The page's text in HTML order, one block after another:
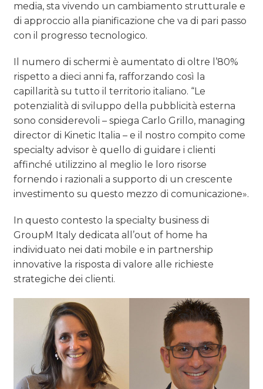
media, sta vivendo un cambiamento strutturale e
di approccio alla pianificazione che va di pari passo
con il progresso tecnologico.
Il numero di schermi è aumentato di oltre l’80%
rispetto a dieci anni fa, rafforzando così la
capillarità su tutto il territorio italiano. “Le
potenzialità di sviluppo della pubblicità esterna
sono considerevoli – spiega Carlo Grillo, managing
director di Kinetic Italia – e il nostro compito come
specialty advisor è quello di guidare i clienti
affinché utilizzino al meglio le loro risorse
fornendo i razionali a supporto di un crescente
investimento su questo mezzo di comunicazione».
In questo contesto la specialty business di
GroupM Italy dedicata all’out of home ha
individuato nei dati mobile e in partnership
innovative la risposta di valore alle richieste
strategiche dei clienti.